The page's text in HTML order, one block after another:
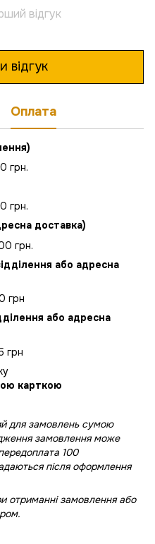
відгук
відгук
Оплата
грн.
грн.
доставка)
грн.
або адресна
грн
або адресна
грн
карткою
для замовлень сумою
замовлення може
100
після оформлення
отриманні замовлення або